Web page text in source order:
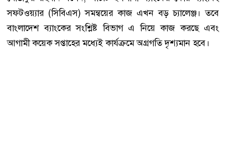
সফটওয়্যার (সিবিএস) সমন্বয়ের কাজ এখন বড় চ্যালেঞ্জ। তবে
বাংলাদেশ ব্যাংকের সংশ্লিষ্ট বিভাগ এ নিয়ে কাজ করছে এবং
আগামী কয়েক সপ্তাহের মধ্যেই কার্যক্রমে অগ্রগতি দৃশ্যমান হবে।